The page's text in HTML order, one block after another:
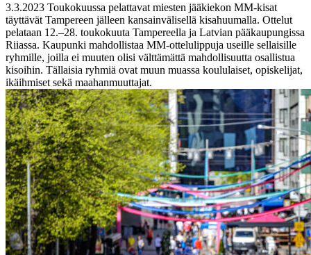
3.3.2023 Toukokuussa pelattavat miesten jääkiekon MM-kisat
täyttävät Tampereen jälleen kansainvälisellä kisahuumalla. Ottelut
pelataan 12.–28. toukokuuta Tampereella ja Latvian pääkaupungissa
Riiassa. Kaupunki mahdollistaa MM-ottelulippuja useille sellaisille
ryhmille, joilla ei muuten olisi välttämättä mahdollisuutta osallistua
kisoihin. Tällaisia ryhmiä ovat muun muassa koululaiset, opiskelijat,
ikäihmiset sekä maahanmuuttajat.